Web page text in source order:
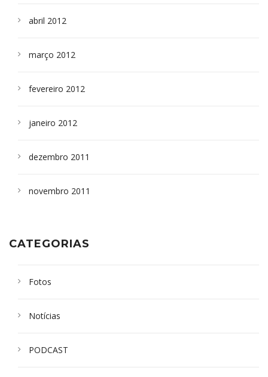
abril 2012
março 2012
fevereiro 2012
janeiro 2012
dezembro 2011
novembro 2011
CATEGORIAS
Fotos
Notícias
PODCAST